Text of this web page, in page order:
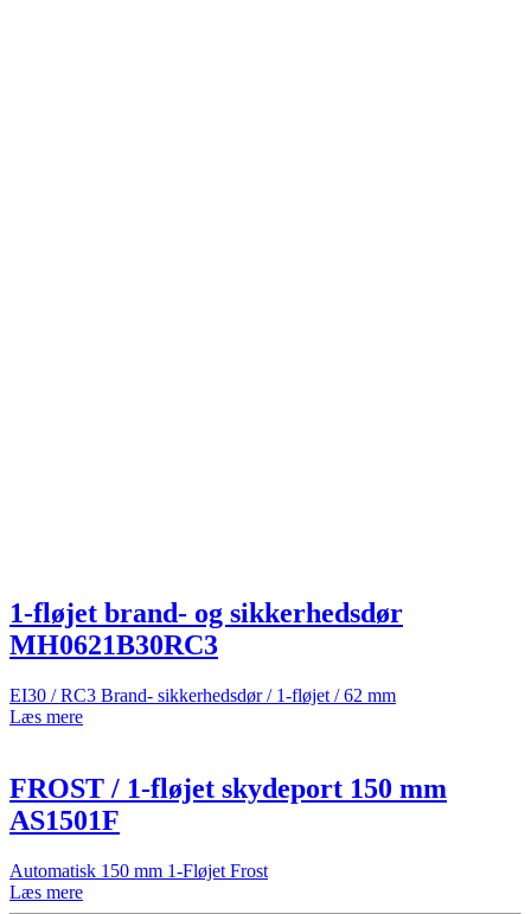
1-fløjet brand- og sikkerhedsdør
MH0621B30RC3
EI30 / RC3 Brand- sikkerhedsdør / 1-fløjet / 62 mm
Læs mere
FROST / 1-fløjet skydeport 150 mm
AS1501F
Automatisk 150 mm 1-Fløjet Frost
Læs mere